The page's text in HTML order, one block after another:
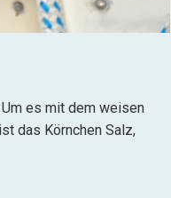
es mit dem weisen
das Körnchen Salz,